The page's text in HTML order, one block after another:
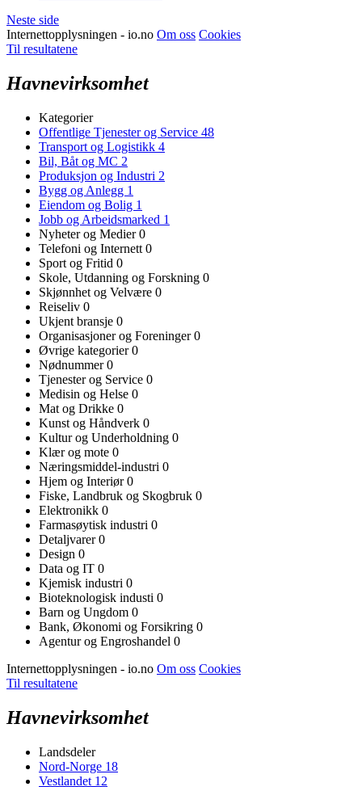
Neste side
Internettopplysningen - io.no Om oss Cookies
Til resultatene
Havnevirksomhet
Kategorier
Offentlige Tjenester og Service 48
Transport og Logistikk 4
Bil, Båt og MC 2
Produksjon og Industri 2
Bygg og Anlegg 1
Eiendom og Bolig 1
Jobb og Arbeidsmarked 1
Nyheter og Medier0
Telefoni og Internett 0
Sport og Fritid 0
Skole, Utdanning og Forskning 0
Skjønnhet og Velvære 0
Reiseliv 0
Ukjent bransje 0
Organisasjoner og Foreninger0
Øvrige kategorier0
Nødnummer0
Tjenester og Service 0
Medisin og Helse 0
Mat og Drikke 0
Kunst og Håndverk 0
Kultur og Underholdning 0
Klær og mote 0
Næringsmiddel-industri 0
Hjem og Interiør0
Fiske, Landbruk og Skogbruk 0
Elektronikk 0
Farmasøytisk industri 0
Detaljvarer0
Design 0
Data og IT 0
Kjemisk industri 0
Bioteknologisk industi 0
Barn og Ungdom 0
Bank, Økonomi og Forsikring 0
Agentur og Engroshandel 0
Internettopplysningen - io.no Om oss Cookies
Til resultatene
Havnevirksomhet
Landsdeler
Nord-Norge 18
Vestlandet 12